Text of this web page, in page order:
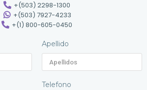
+(503) 2298-1300
+(503) 7927-4233
+(1) 800-605-0450
Apellido
Telefono